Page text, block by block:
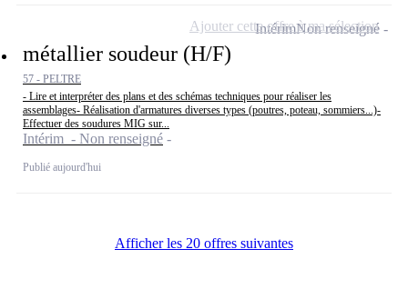
métallier soudeur (H/F)
57 - PELTRE
- Lire et interpréter des plans et des schémas techniques pour réaliser les
assemblages- Réalisation d'armatures diverses types (poutres, poteau, sommiers...)-
Effectuer des soudures MIG sur...
Intérim - Non renseigné
Publié aujourd'hui
IntérimNon renseigné
Ajouter cette offre à ma sélection
Afficher les 20 offres suivantes